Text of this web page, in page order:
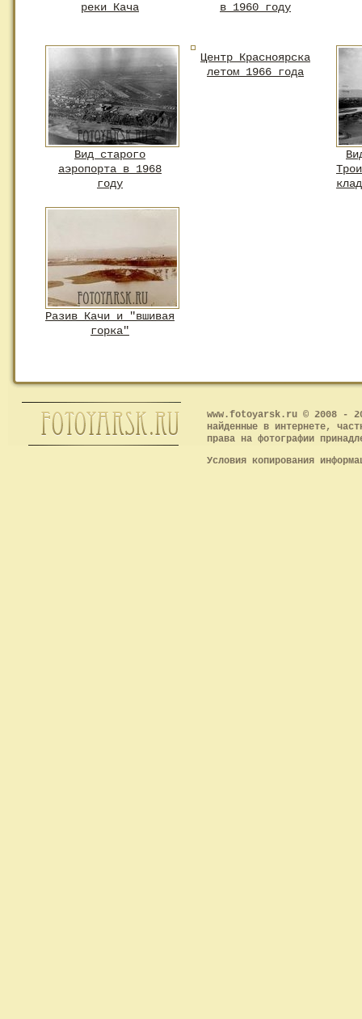
реки Кача
в 1960 году
Вид старого
аэропорта в 1968
году
Центр Красноярска
летом 1966 года
Разив Качи и "вшивая
горка"
www.fotoyarsk.ru © 2008 -
найденные в интернете,
права на фотографии
Условия копирования